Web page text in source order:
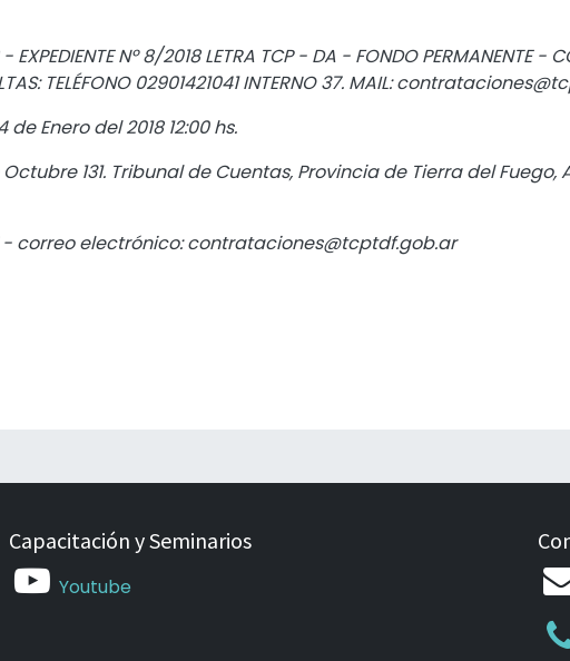
EXPEDIENTE Nº 8/2018 LETRA TCP - DA - FONDO PERMANENTE -
TELÉFONO 02901421041 INTERNO 37. MAIL:
de Enero del 2018 12:00 hs.
Octubre 131. Tribunal de Cuentas, Provincia de Tierra del
- correo electrónico: contrataciones@tcptdf.gob.ar
Capacitación y Seminarios
Youtube